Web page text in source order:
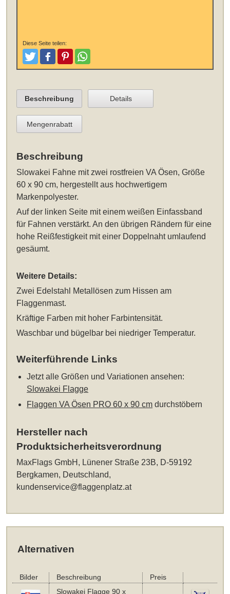
Diese Seite teilen:
TweetenPostenPinterestTeilen
Beschreibung Details
Mengenrabatt
Beschreibung
Slowakei Fahne mit zwei rostfreien VA Ösen, Größe
60 x 90 cm, hergestellt aus hochwertigem
Markenpolyester.
Auf der linken Seite mit einem weißen Einfassband
für Fahnen verstärkt. An den übrigen Rändern für eine
hohe Reißfestigkeit mit einer Doppelnaht umlaufend
gesäumt.
Weitere Details:
Zwei Edelstahl Metallösen zum Hissen am
Flaggenmast.
Kräftige Farben mit hoher Farbintensität.
Waschbar und bügelbar bei niedriger Temperatur.
Weiterführende Links
Jetzt alle Größen und Variationen ansehen:
Slowakei Flagge
Flaggen VA Ösen PRO 60 x 90 cm durchstöbern
Hersteller nach
Produktsicherheitsverordnung
MaxFlags GmbH, Lünener Straße 23B, D-59192
Bergkamen, Deutschland,
kundenservice@flaggenplatz.at
Alternativen
Bilder Beschreibung
Preis
Slowakei Flagge 90 x